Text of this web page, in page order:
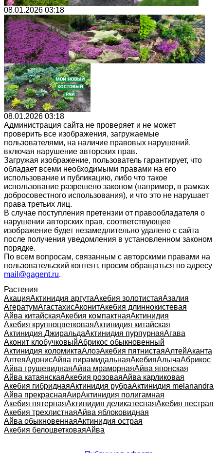
08.01.2026 03:18
08.01.2026 03:18
Администрация сайта не проверяет и не может
проверить все изображения, загружаемые
пользователями, на наличие правовых нарушений,
включая нарушение авторских прав.
Загружая изображение, пользователь гарантирует, что
обладает всеми необходимыми правами на его
использование и публикацию, либо что такое
использование разрешено законом (например, в рамках
добросовестного использования), и что это не нарушает
права третьих лиц.
В случае поступления претензии от правообладателя о
нарушении авторских прав, соответствующее
изображение будет незамедлительно удалено с сайта
после получения уведомления в установленном законом
порядке.
По всем вопросам, связанным с авторскими правами на
пользовательский контент, просим обращаться по адресу
mail@gagent.ru.
Растения
АкацияАктинидия аргутаАкебия золотистаяАзалия
АгератумАгастахисАконитАкебия длиннокистевая
Айва китайскаяАкебия компактнаяАктинидия
Акебия крупноцветковаяАктинидия китайская
Актинидия ДжиральдаАктинидия пурпурнаяАгава
Аконит клобучковыйАбрикос обыкновенный
Актинидия коломиктаАлоэАкебия пятнистаяАлтейАканта
АлтеяАдонисАйва пирамидальнаяАкебияАлычаАбрикос
Айва грушевиднаяАйва мраморнаяАйва японская
Айва катаянскаяАкебия розоваяАйва карликовая
Акебия гибриднаяАктинидия рубраАктинидия melanandra
Айва прекраснаяАирАктинидия полигамная
Акебия пятернаяАктинидия деликатеснаяАкебия пестрая
Акебия трехлистнаяАйва яблоковидная
Айва обыкновеннаяАктинидия острая
Акебия белоцветковаяАйва